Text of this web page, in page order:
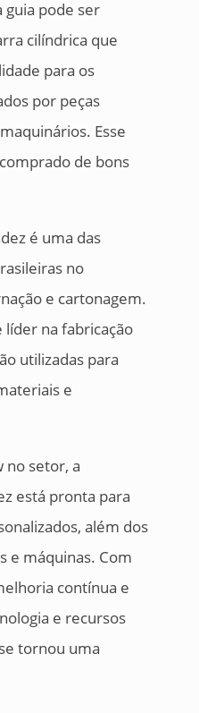
guia pode ser
cilíndrica que
para os
por peças
Esse
de bons
é uma das
no
e cartonagem.
líder na fabricação
utilizadas para
e
no setor, a
está pronta para
além dos
e máquinas. Com
contínua e
e recursos
tornou uma